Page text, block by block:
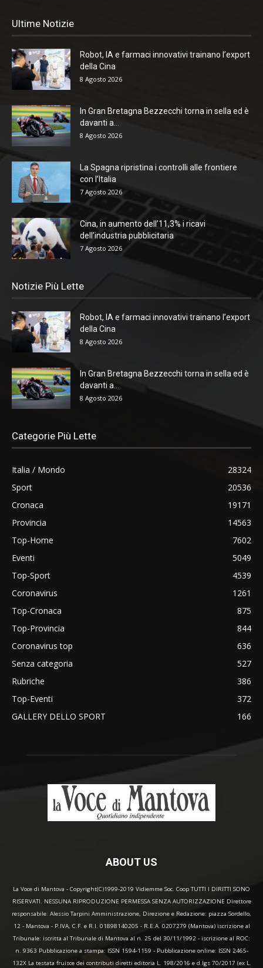
Ultime Notizie
Robot, IA e farmaci innovativi trainano l’export
della Cina
8 Agosto 2026
In Gran Bretagna Bezzecchi torna in sella ed è
davanti a...
8 Agosto 2026
La Spagna ripristina i controlli alle frontiere
con l’Italia
7 Agosto 2026
Cina, in aumento dell’11,3% i ricavi
dell’industria pubblicitaria
7 Agosto 2026
Notizie Più Lette
Robot, IA e farmaci innovativi trainano l’export
della Cina
8 Agosto 2026
In Gran Bretagna Bezzecchi torna in sella ed è
davanti a...
8 Agosto 2026
Categorie Più Lette
Italia / Mondo
28324
Sport
20536
Cronaca
19171
Provincia
14563
Top-Home
7602
Eventi
5049
Top-Sport
4539
Coronavirus
1261
Top-Cronaca
875
Top-Provincia
844
Coronavirus top
636
Senza categoria
527
Rubriche
386
Top-Eventi
372
GALLERY DELLO SPORT
166
ABOUT US
La Voce di Mantova - Copyright(C)1999-2019 Vidiemme Soc. Coop TUTTI I DIRITTI SONO
RISERVATI. NESSUNA RIPRODUZIONE PERMESSA SENZA AUTORIZZAZIONE Direttore
responsabile: Alessio Tarpini Amministrazione, Direzione e Redazione: piazza Sordello,
12 - Mantova - P.IVA, C.F. e R.I. 01898140205 - R.E.A. 0207279 (Mantova) iscrizione al
Tribunale: iscritta al Tribunale di Mantova al n. 25 del 30/11/1992 - iscrizione al ROC:
n. 9363 Pubblicazione a stampa: ISSN 1594-1159 - Pubblicazione online: ISSN 2465-
132X La testata fruisce dei contributi diretti editoria L. 198/2016 e d.lgs 70/2017 (ex L.